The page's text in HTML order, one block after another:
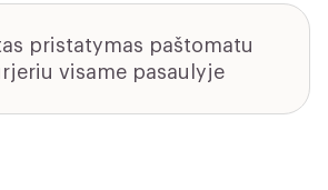
pristatymas paštomatu
visame pasaulyje